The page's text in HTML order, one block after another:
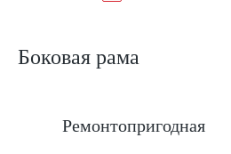
Боковая рама
Ремонтопригодная